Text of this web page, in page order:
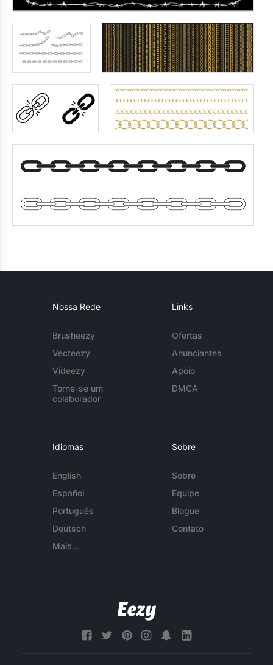
Nossa Rede
Brusheezy
Vecteezy
Videezy
Torne-se um
colaborador
Links
Ofertas
Anunciantes
Apoio
DMCA
Idiomas
English
Español
Português
Deutsch
Mais...
Sobre
Sobre
Equipe
Blogue
Contato